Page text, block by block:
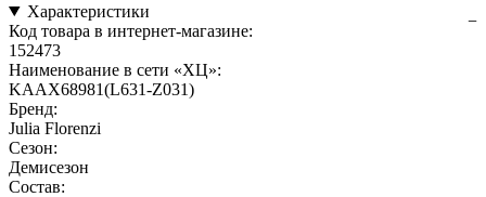
Характеристики
Код товара в интернет-магазине:
152473
Наименование в сети «ХЦ»:
KAAX68981(L631-Z031)
Бренд:
Julia Florenzi
Сезон:
Демисезон
Состав: